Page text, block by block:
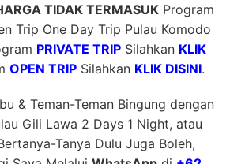
TIDAK TERMASUKProgram
Trip One Day Trip Pulau Komodo
PRIVATE TRIPSilahkan KLIK
OPEN TRIPSilahkan KLIK DISINI.
& Teman-Teman Bingung dengan
Gili Lawa 2 Days 1 Night, atau
Tanya Dulu Juga Boleh,